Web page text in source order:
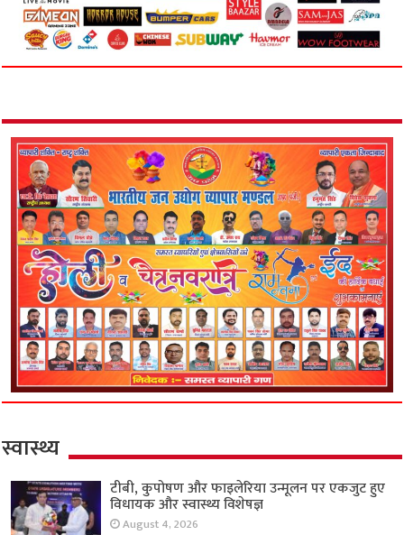
स्वास्थ्य
टीबी, कुपोषण और फाइलेरिया उन्मूलन पर एकजुट हुए
विधायक और स्वास्थ्य विशेषज्ञ
August 4, 2026